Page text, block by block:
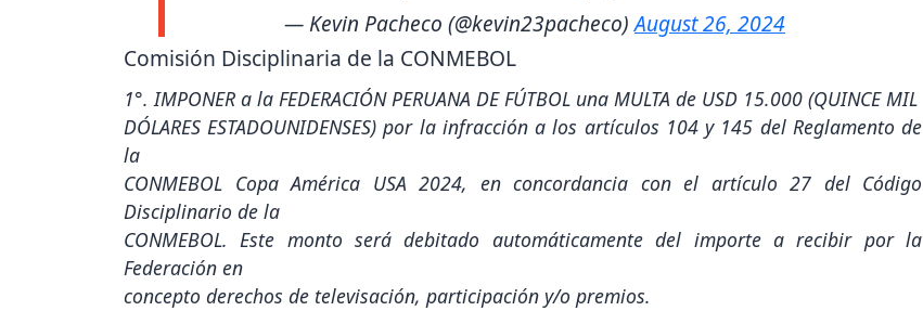
— Kevin Pacheco (@kevin23pacheco)August 26, 2024
Comisión Disciplinaria de la CONMEBOL
1°. IMPONER a la FEDERACIÓN PERUANA DE FÚTBOL una MULTA de USD 15.000 (QUINCE MIL
DÓLARES ESTADOUNIDENSES) por la infracción a los artículos 104 y 145 del Reglamento de
la
CONMEBOL Copa América USA 2024, en concordancia con el artículo 27 del Código
Disciplinario de la
CONMEBOL. Este monto será debitado automáticamente del importe a recibir por la
Federación en
concepto derechos de televisación, participación y/o premios.